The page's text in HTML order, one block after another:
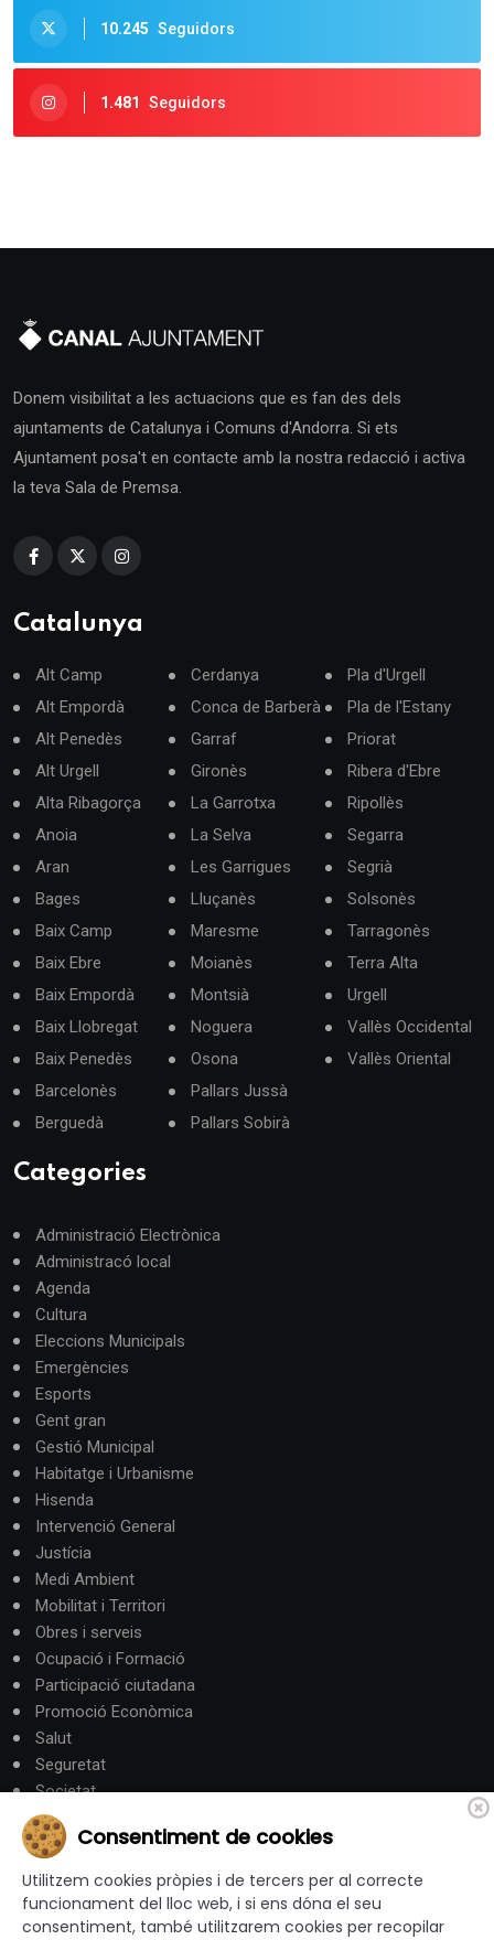
10.245 Seguidors
1.481 Seguidors
Donem visibilitat a les actuacions que es fan des dels
ajuntaments de Catalunya i Comuns d'Andorra. Si ets
Ajuntament posa't en contacte amb la nostra redacció i activa
la teva Sala de Premsa.
Catalunya
Alt Camp
Alt Empordà
Alt Penedès
Alt Urgell
Alta Ribagorça
Anoia
Aran
Bages
Baix Camp
Baix Ebre
Baix Empordà
Baix Llobregat
Baix Penedès
Barcelonès
Berguedà
Cerdanya
Conca de Barberà
Garraf
Gironès
La Garrotxa
La Selva
Les Garrigues
Lluçanès
Maresme
Moianès
Montsià
Noguera
Osona
Pallars Jussà
Pallars Sobirà
Pla d'Urgell
Pla de l'Estany
Priorat
Ribera d'Ebre
Ripollès
Segarra
Segrià
Solsonès
Tarragonès
Terra Alta
Urgell
Vallès Occidental
Vallès Oriental
Categories
Administració Electrònica
Administracó local
Agenda
Cultura
Eleccions Municipals
Emergències
Esports
Gent gran
Gestió Municipal
Habitatge i Urbanisme
Hisenda
Intervenció General
Justícia
Medi Ambient
Mobilitat i Territori
Obres i serveis
Ocupació i Formació
Participació ciutadana
Promoció Econòmica
Salut
Seguretat
Societat
Turisme
Altres Canals
Consentiment de cookies
Utilitzem cookies pròpies i de tercers per al correcte
funcionament del lloc web, i si ens dóna el seu
consentiment, també utilitzarem cookies per recopilar